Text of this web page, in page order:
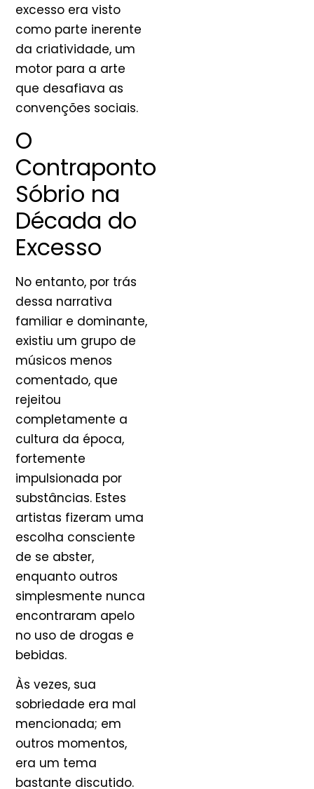
excesso era visto
como parte inerente
da criatividade, um
motor para a arte
que desafiava as
convenções sociais.
O
Contraponto
Sóbrio na
Década do
Excesso
No entanto, por trás
dessa narrativa
familiar e dominante,
existiu um grupo de
músicos menos
comentado, que
rejeitou
completamente a
cultura da época,
fortemente
impulsionada por
substâncias. Estes
artistas fizeram uma
escolha consciente
de se abster,
enquanto outros
simplesmente nunca
encontraram apelo
no uso de drogas e
bebidas.
Às vezes, sua
sobriedade era mal
mencionada; em
outros momentos,
era um tema
bastante discutido.